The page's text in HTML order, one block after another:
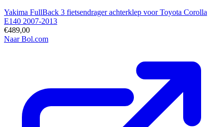
Yakima FullBack 3 fietsendrager achterklep voor Toyota Corolla
E140 2007-2013
€489,00
Naar Bol.com